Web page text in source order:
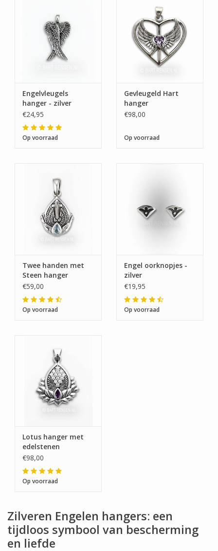
Engelvleugels
hanger - zilver
€24,95
Op voorraad
Gevleugeld Hart
hanger
€98,00
Op voorraad
Twee handen met
Steen hanger
€59,00
Op voorraad
Engel oorknopjes -
zilver
€19,95
Op voorraad
Lotus hanger met
edelstenen
€98,00
Op voorraad
Zilveren Engelen hangers: een
tijdloos symbool van bescherming
en liefde